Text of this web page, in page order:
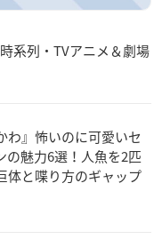
系列・TVアニメ＆劇場
わ』怖いのに可愛いセ
の魅力6選！人魚を2匹
体と喋り方のギャップ